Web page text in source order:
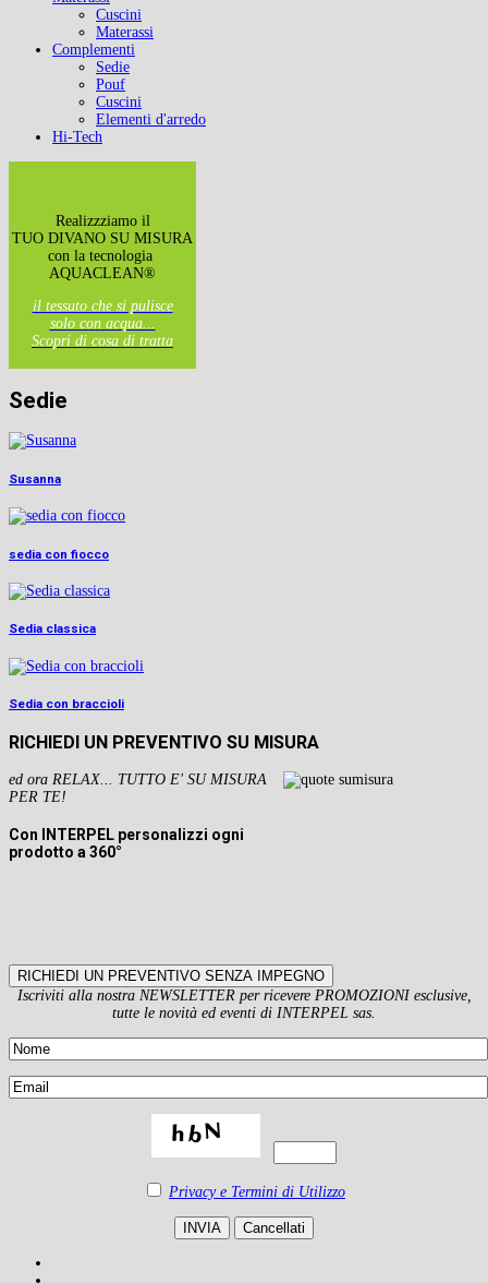
Cuscini
Materassi
Complementi
Sedie
Pouf
Cuscini
Elementi d'arredo
Hi-Tech
Realizzziamo il
TUO DIVANO SU MISURA
con la tecnologia
AQUACLEAN®
il tessuto che si pulisce
solo con acqua...
Scopri di cosa di tratta
Sedie
Susanna
sedia con fiocco
Sedia classica
Sedia con braccioli
RICHIEDI UN PREVENTIVO SU MISURA
ed ora RELAX... TUTTO E' SU MISURA
PER TE!
Con INTERPEL personalizzi ogni
prodotto a 360°
RICHIEDI UN PREVENTIVO SENZA IMPEGNO
Iscriviti alla nostra NEWSLETTER per ricevere PROMOZIONI esclusive,
tutte le novità ed eventi di INTERPEL sas.
Privacy e Termini di Utilizzo